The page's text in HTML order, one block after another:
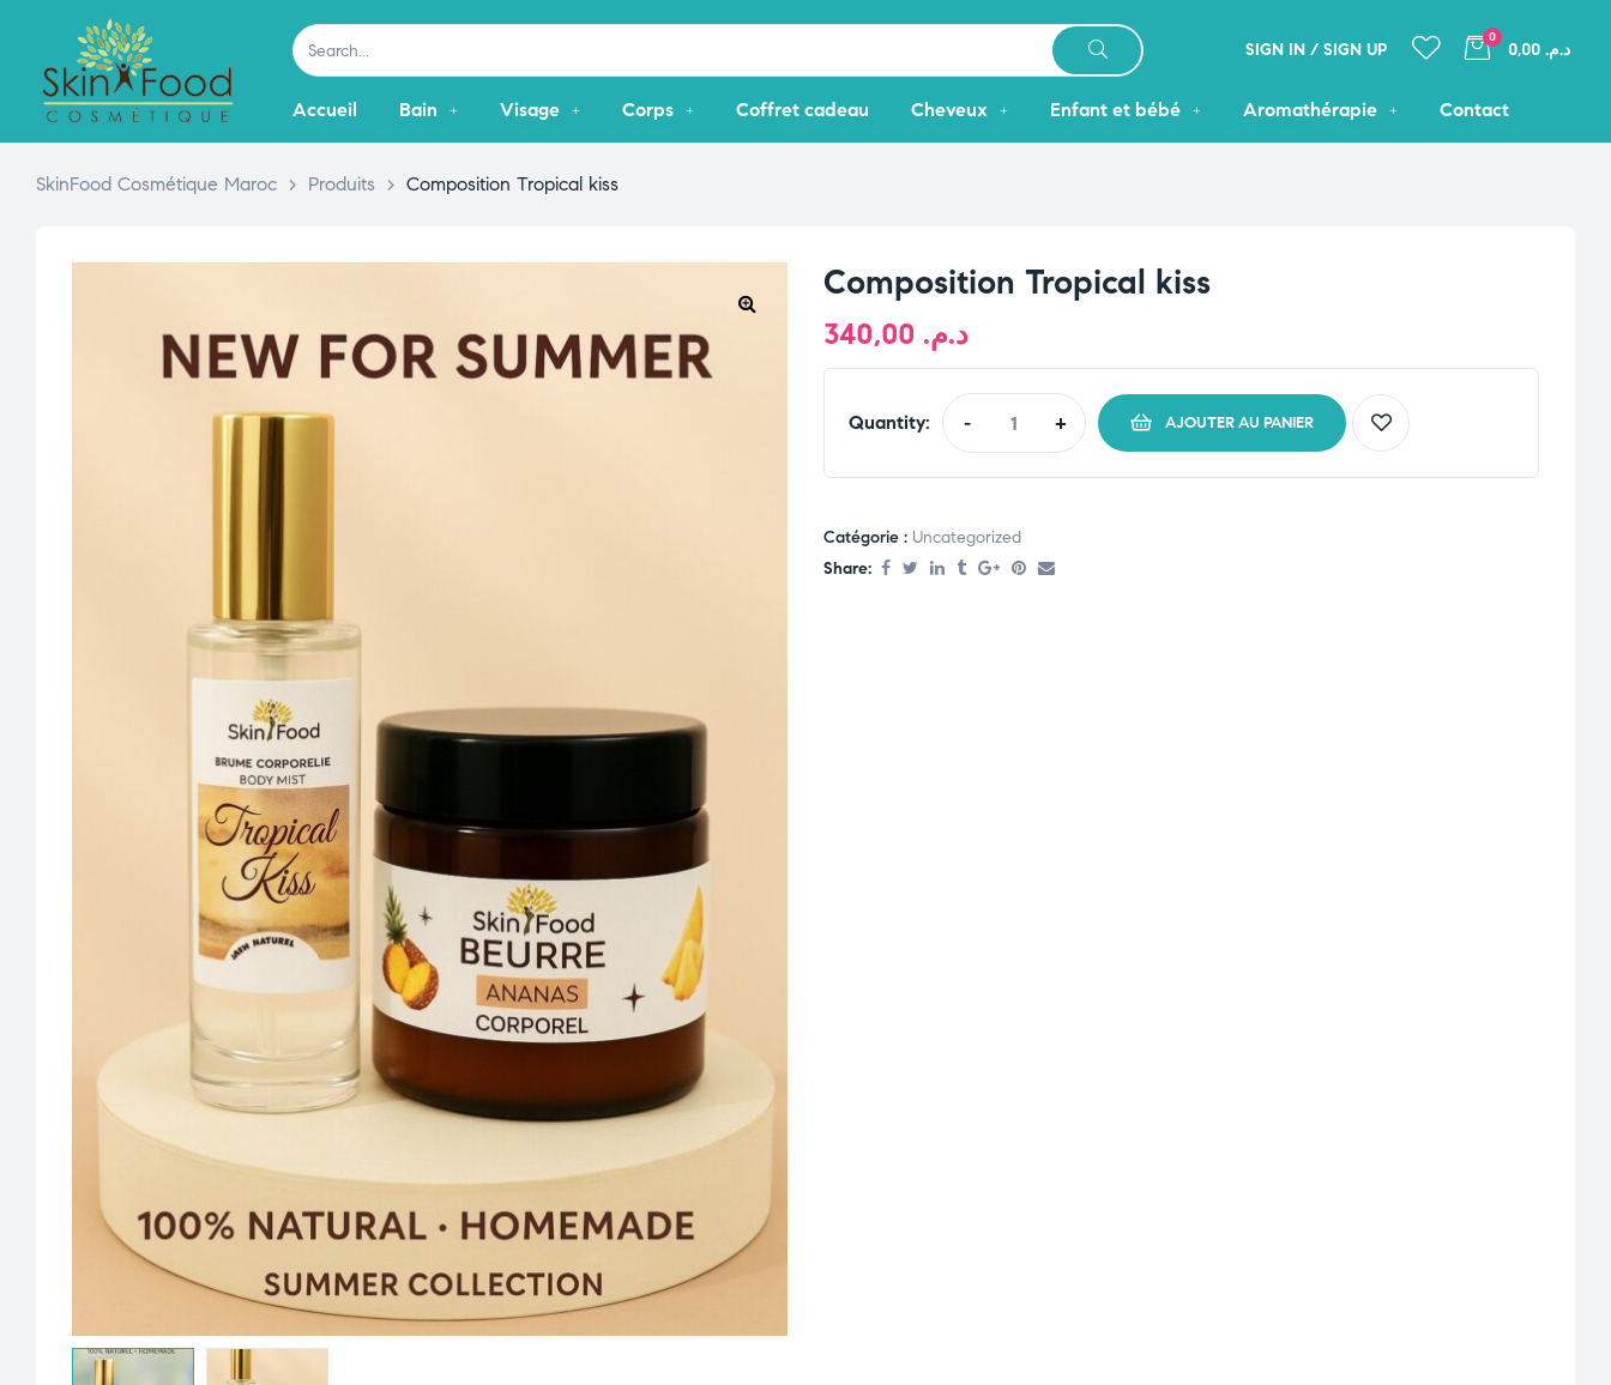
SIGN IN / SIGN UP
0
د.م. 0,00
Accueil Bain Visage Corps Coffret cadeau Cheveux Enfant et bébé Aromathérapie Contact
SkinFood Cosmétique Maroc > Produits > Composition Tropical kiss
Composition Tropical kiss
د.م.
Quantity: - + AJOUTER AU PANIER
Catégorie : Uncategorized
Share: